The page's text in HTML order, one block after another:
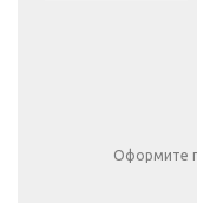
Оформите